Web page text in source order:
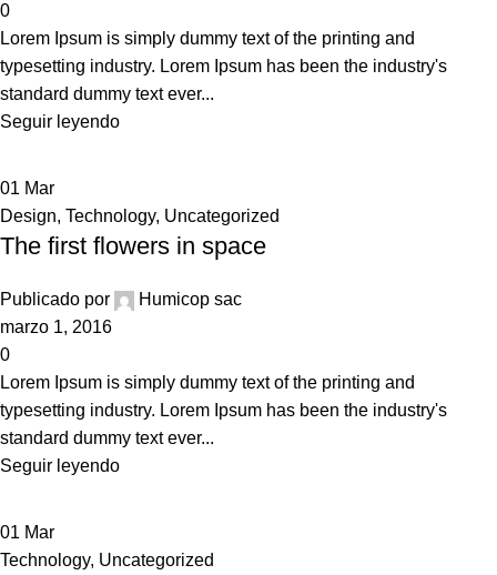
0
Lorem Ipsum is simply dummy text of the printing and
typesetting industry. Lorem Ipsum has been the industry's
standard dummy text ever...
Seguir leyendo
01 Mar
Design, Technology, Uncategorized
The first flowers in space
Publicado por
Humicop sac
marzo 1, 2016
0
Lorem Ipsum is simply dummy text of the printing and
typesetting industry. Lorem Ipsum has been the industry's
standard dummy text ever...
Seguir leyendo
01 Mar
Technology, Uncategorized